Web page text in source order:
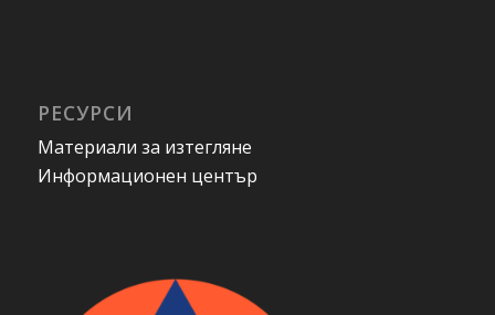
РЕСУРСИ
Материали за изтегляне
Информационен център